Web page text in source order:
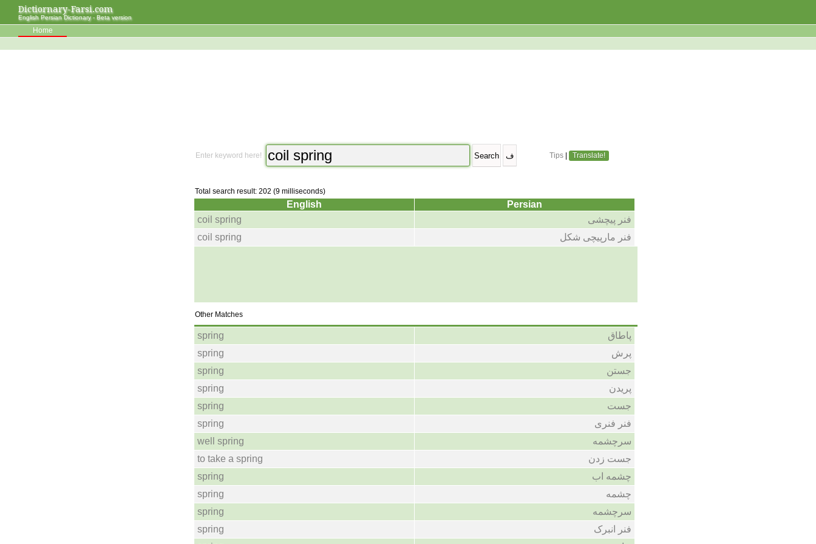
Dictiornary-Farsi.com
English Persian Dictionary - Beta version
Home
Enter keyword here! Tips Translate!
Total search result: 202 (9 milliseconds)
English
Persian
coil spring
فنر پیچشی
coil spring
فنر مارپیچی شکل
Other Matches
spring
پاطاق
spring
پرش
spring
جستن
spring
پریدن
spring
جست
spring
فنر فنری
well spring
سرچشمه
to take a spring
جست زدن
spring
چشمه اب
spring
چشمه
spring
سرچشمه
spring
فنر انبرک